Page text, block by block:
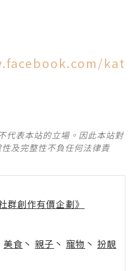
kat
代表本站的立場。因此本站對
及完整性不負任何法律責
群創作有價企劃》
美食 丶 親子 丶 寵物 丶 扮靚